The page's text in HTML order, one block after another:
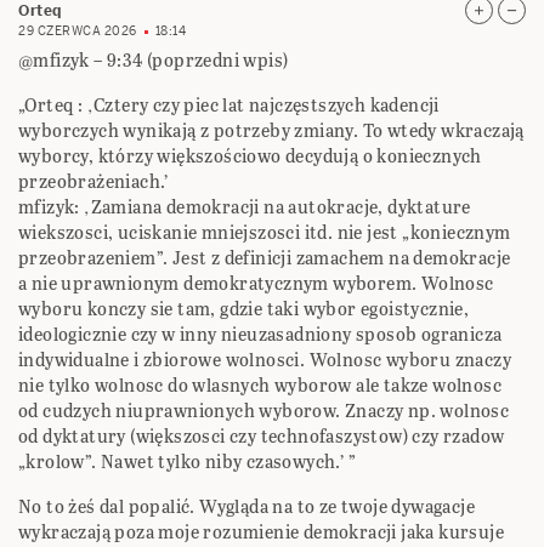
Orteq
29 CZERWCA 2026 18:14
@mfizyk – 9:34 (poprzedni wpis)
„Orteq : ‚Cztery czy piec lat najczęstszych kadencji
wyborczych wynikają z potrzeby zmiany. To wtedy wkraczają
wyborcy, którzy większościowo decydują o koniecznych
przeobrażeniach.’
mfizyk: ‚Zamiana demokracji na autokracje, dyktature
wiekszosci, uciskanie mniejszosci itd. nie jest „koniecznym
przeobrazeniem”. Jest z definicji zamachem na demokracje
a nie uprawnionym demokratycznym wyborem. Wolnosc
wyboru konczy sie tam, gdzie taki wybor egoistycznie,
ideologicznie czy w inny nieuzasadniony sposob ogranicza
indywidualne i zbiorowe wolnosci. Wolnosc wyboru znaczy
nie tylko wolnosc do wlasnych wyborow ale takze wolnosc
od cudzych niuprawnionych wyborow. Znaczy np. wolnosc
od dyktatury (większosci czy technofaszystow) czy rzadow
„krolow”. Nawet tylko niby czasowych.’ ”
No to żeś dal popalić. Wygląda na to ze twoje dywagacje
wykraczają poza moje rozumienie demokracji jaka kursuje